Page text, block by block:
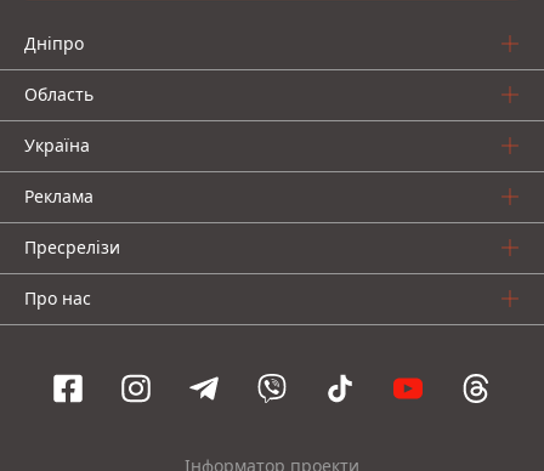
Дніпро
Область
Україна
Реклама
Пресрелізи
Про нас
Інформатор проекти